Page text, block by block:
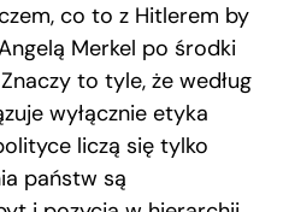
co to z Hitlerem by
Merkel po środki
to tyle, że według
wyłącznie etyka
liczą się tylko
państw są